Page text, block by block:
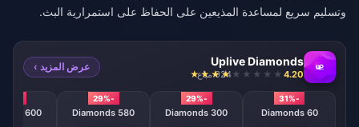
وتسليم سريع لمساعدة المذيعين على الحفاظ على استمرارية البث.
Uplive Diamonds
4.20 924 مباع
عرض المزيد ›
-31%
60 Diamonds
-29%
300 Diamonds
-29%
580 Diamonds
600 Diamonds